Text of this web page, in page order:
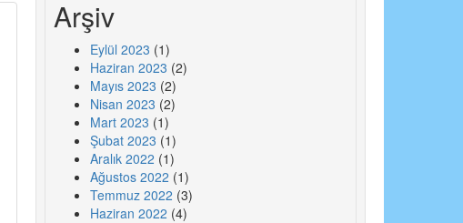
Arşiv
Eylül 2023 (1)
Haziran 2023 (2)
Mayıs 2023 (2)
Nisan 2023 (2)
Mart 2023 (1)
Şubat 2023 (1)
Aralık 2022 (1)
Ağustos 2022 (1)
Temmuz 2022 (3)
Haziran 2022 (4)